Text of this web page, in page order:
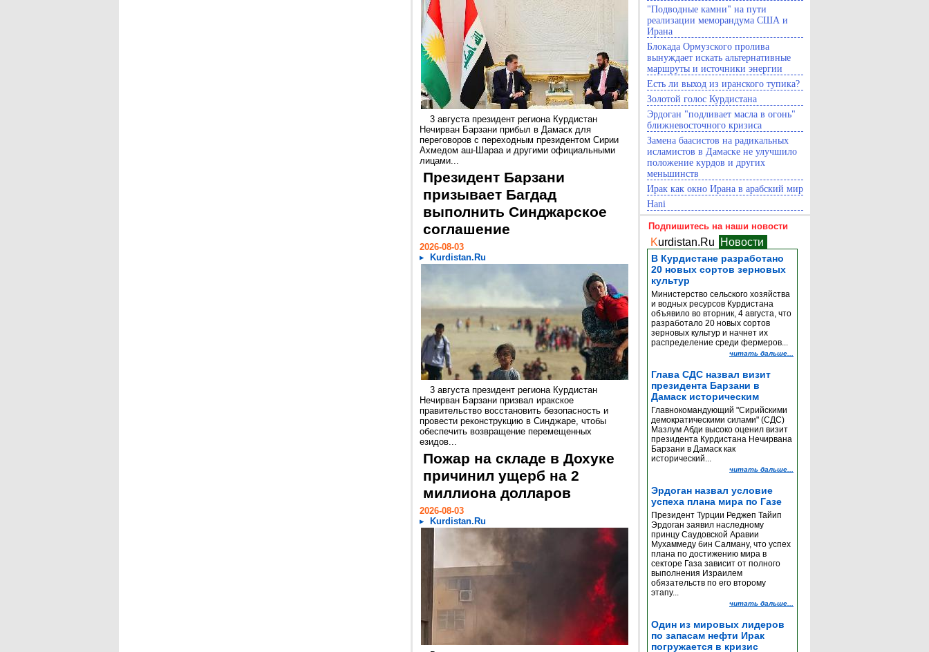
3 августа президент региона Курдистан
Нечирван Барзани прибыл в Дамаск для
переговоров с переходным президентом Сирии
Ахмедом аш-Шараа и другими официальными
лицами...
Президент Барзани
призывает Багдад
выполнить Синджарское
соглашение
2026-08-03
Kurdistan.Ru
3 августа президент региона Курдистан
Нечирван Барзани призвал иракское
правительство восстановить безопасность и
провести реконструкцию в Синджаре, чтобы
обеспечить возвращение перемещенных
езидов...
Пожар на складе в Дохуке
причинил ущерб на 2
миллиона долларов
2026-08-03
Kurdistan.Ru
"Подводные камни" на пути
реализации меморандума США и
Ирана
Блокада Ормузского пролива
вынуждает искать альтернативные
маршруты и источники энергии
Есть ли выход из иранского тупика?
Золотой голос Курдистана
Эрдоган "подливает масла в огонь"
ближневосточного кризиса
Замена баасистов на радикальных
исламистов в Дамаске не улучшило
положение курдов и других
меньшинств
Ирак как окно Ирана в арабский мир
Hani
Подпишитесь на наши новости
Kurdistan.Ru Новости
В Курдистане разработано
20 новых сортов зерновых
культур
Министерство сельского хозяйства
и водных ресурсов Курдистана
объявило во вторник, 4 августа, что
разработало 20 новых сортов
зерновых культур и начнет их
распределение среди фермеров...
читать дальше...
Глава СДС назвал визит
президента Барзани в
Дамаск историческим
Главнокомандующий "Сирийскими
демократическими силами" (СДС)
Мазлум Абди высоко оценил визит
президента Курдистана Нечирвана
Барзани в Дамаск как
исторический...
читать дальше...
Эрдоган назвал условие
успеха плана мира по Газе
Президент Турции Реджеп Тайип
Эрдоган заявил наследному
принцу Саудовской Аравии
Мухаммеду бин Салману, что успех
плана по достижению мира в
секторе Газа зависит от полного
выполнения Израилем
обязательств по его второму
этапу...
читать дальше...
Один из мировых лидеров
по запасам нефти Ирак
погружается в кризис